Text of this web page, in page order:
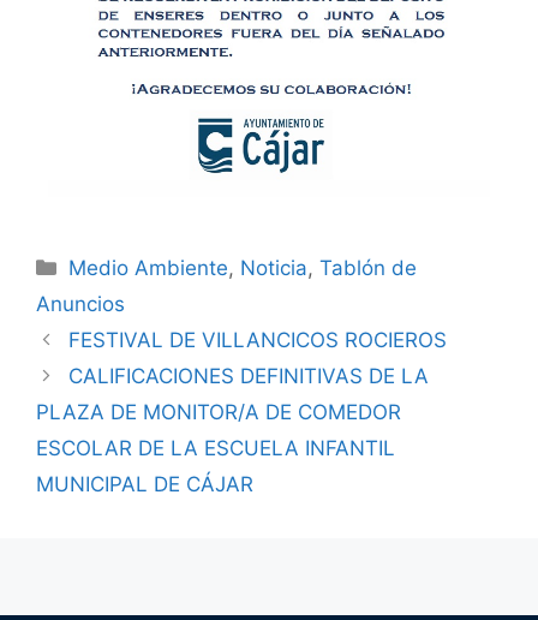
Medio Ambiente, Noticia,Tablón de
Anuncios
FESTIVAL DE VILLANCICOS ROCIEROS
CALIFICACIONES DEFINITIVAS DE LA
PLAZA DE MONITOR/A DE COMEDOR
ESCOLAR DE LA ESCUELA INFANTIL
MUNICIPAL DE CÁJAR